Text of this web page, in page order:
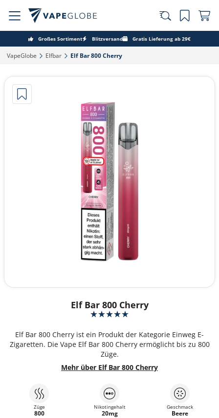
Großes Sortiment Blitzversand Gratis Lieferung ab 29€
VapeGlobe‎ Elfbar‎ Elf Bar 800 Cherry‎
Elf Bar 800 Cherry
Elf Bar 800 Cherry ist ein Produkt der Kategorie Einweg E-
Zigaretten. Die Vape Elf Bar 800 Cherry ermöglicht bis zu 800
Züge.
Mehr über Elf Bar 800 Cherry
Züge
800
Nikotingehalt
20mg
Geschmack
Beere